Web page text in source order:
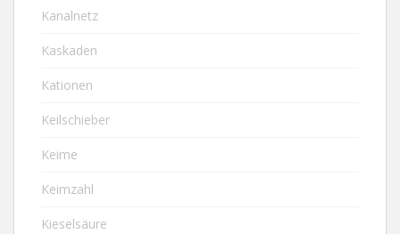
Kanalnetz
Kaskaden
Kationen
Keilschieber
Keime
Keimzahl
Kieselsäure